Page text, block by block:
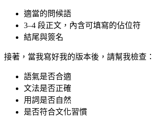
適當的問候語
3–4 段正文，內含可填寫的佔位符
結尾與簽名
接著，當我寫好我的版本後，請幫我檢查：
語氣是否合適
文法是否正確
用詞是否自然
是否符合文化習慣